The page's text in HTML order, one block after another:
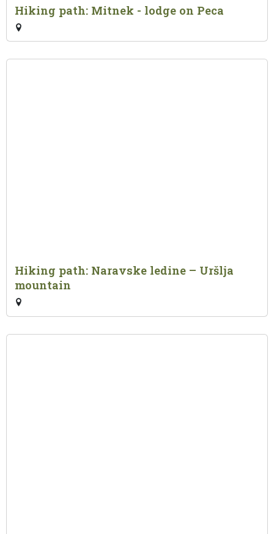
Hiking path: Mitnek - lodge on Peca
Hiking path: Naravske ledine – Uršlja
mountain